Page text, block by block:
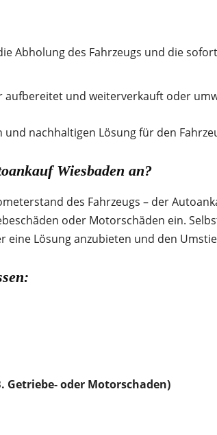
Abholung des Fahrzeugs und die
aufbereitet und weiterverkauft oder
nachhaltigen Lösung für den
Wiesbaden an?
des Fahrzeugs – der
oder Motorschäden ein.
eine Lösung anzubieten und den
oder Motorschaden)